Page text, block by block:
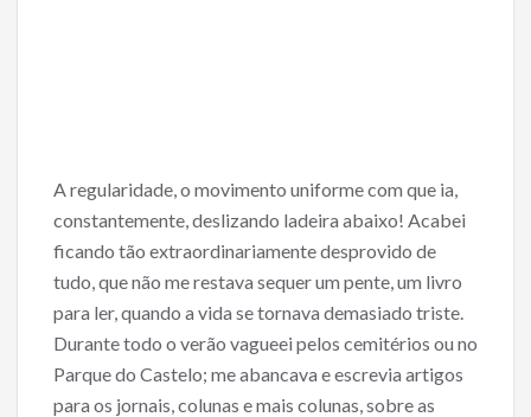
A regularidade, o movimento uniforme com que ia,
constantemente, deslizando ladeira abaixo! Acabei
ficando tão extraordinariamente desprovido de
tudo, que não me restava sequer um pente, um livro
para ler, quando a vida se tornava demasiado triste.
Durante todo o verão vagueei pelos cemitérios ou no
Parque do Castelo; me abancava e escrevia artigos
para os jornais, colunas e mais colunas, sobre as